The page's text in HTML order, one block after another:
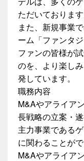
ただいております
また、新規事業
ーム「ファンタ
ファンの皆様が
のを、より楽し
発しています。
職務内容
M&Aやアライア
長戦略の立案・
主力事業である
に関わることが
M&Aやアライア